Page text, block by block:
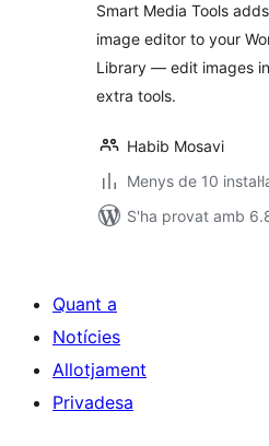
Smart Media Tools
image editor to your
Library — edit images
extra tools.
Habib Mosavi
Menys de 10
S'ha provat amb
Quant a
Notícies
Allotjament
Privadesa